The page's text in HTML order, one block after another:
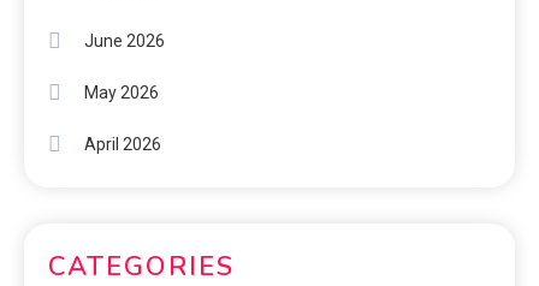
June 2026
May 2026
April 2026
CATEGORIES